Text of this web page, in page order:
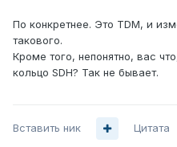
По конкретнее. Это TDM, и
такового.
Кроме того, непонятно, вас
кольцо SDH? Так не бывает.
Вставить ник Цитата